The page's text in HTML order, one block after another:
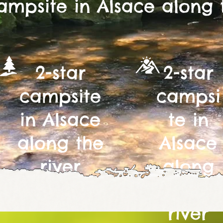
in Alsace along
2-star
campsite
in Alsace
along the
river
2-star
campsi
te in
Alsace
along
river